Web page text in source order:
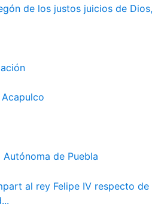
de los justos juicios de Dios,
de Puebla
al rey Felipe IV respecto de